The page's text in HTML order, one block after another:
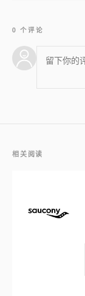
0 个评论
相关阅读